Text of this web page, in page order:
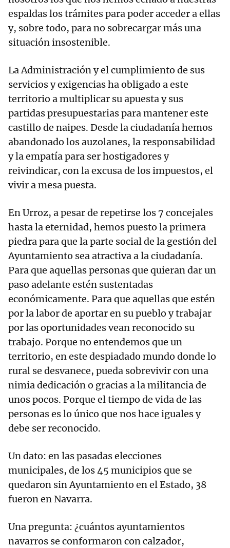
espaldas los trámites para poder acceder a ellas
y, sobre todo, para no sobrecargar más una
situación insostenible.
La Administración y el cumplimiento de sus
servicios y exigencias ha obligado a este
territorio a multiplicar su apuesta y sus
partidas presupuestarias para mantener este
castillo de naipes. Desde la ciudadanía hemos
abandonado los auzolanes, la responsabilidad
y la empatía para ser hostigadores y
reivindicar, con la excusa de los impuestos, el
vivir a mesa puesta.
En Urroz, a pesar de repetirse los 7 concejales
hasta la eternidad, hemos puesto la primera
piedra para que la parte social de la gestión del
Ayuntamiento sea atractiva a la ciudadanía.
Para que aquellas personas que quieran dar un
paso adelante estén sustentadas
económicamente. Para que aquellas que estén
por la labor de aportar en su pueblo y trabajar
por las oportunidades vean reconocido su
trabajo. Porque no entendemos que un
territorio, en este despiadado mundo donde lo
rural se desvanece, pueda sobrevivir con una
nimia dedicación o gracias a la militancia de
unos pocos. Porque el tiempo de vida de las
personas es lo único que nos hace iguales y
debe ser reconocido.
Un dato: en las pasadas elecciones
municipales, de los 45 municipios que se
quedaron sin Ayuntamiento en el Estado, 38
fueron en Navarra.
Una pregunta: ¿cuántos ayuntamientos
navarros se conformaron con calzador,